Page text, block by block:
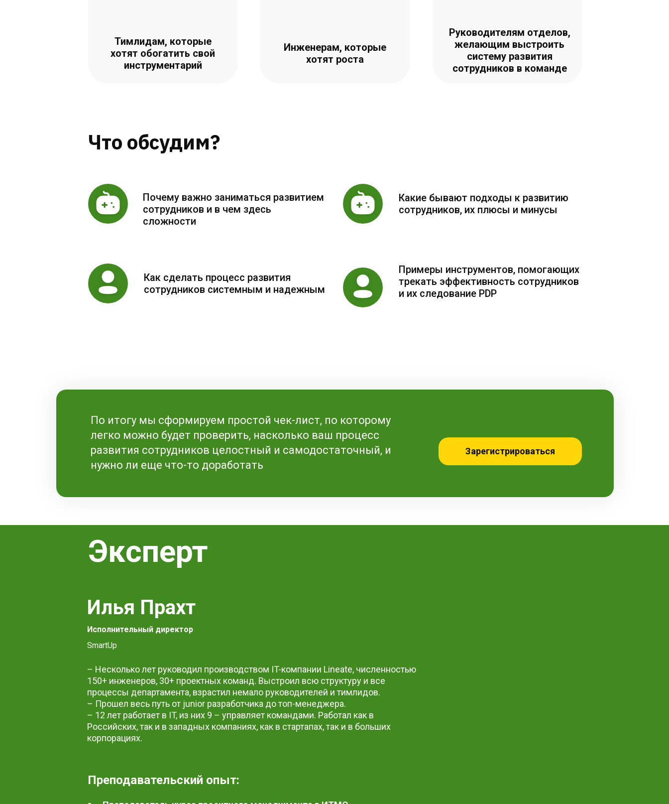
Инженерам, которые
хотят роста
Тимлидам, которые
хотят обогатить свой
инструментарий
Руководителям отделов,
желающим выстроить
систему развития
сотрудников в команде
Почему важно заниматься развитием
сотрудников и в чем здесь
сложности
Как сделать процесс развития
сотрудников системным и надежным
Какие бывают подходы к развитию
сотрудников, их плюсы и минусы
Примеры инструментов, помогающих
трекать эффективность сотрудников
и их следование PDP
Что обсудим?
По итогу мы сформируем простой чек-лист, по которому
легко можно будет проверить, насколько ваш процесс
развития сотрудников целостный и самодостаточный, и
нужно ли еще что-то доработать
Зарегистрироваться
Эксперт
Преподавательский опыт:
Илья Прахт
Исполнительный директор
SmartUp
– Несколько лет руководил производством IT-компании Lineate, численностью
150+ инженеров, 30+ проектных команд. Выстроил всю структуру и все
процессы департамента, взрастил немало руководителей и тимлидов.
– Прошел весь путь от junior разработчика до топ-менеджера.
– 12 лет работает в IT, из них 9 – управляет командами. Работал как в
Российских, так и в западных компаниях, как в стартапах, так и в больших
корпорациях.